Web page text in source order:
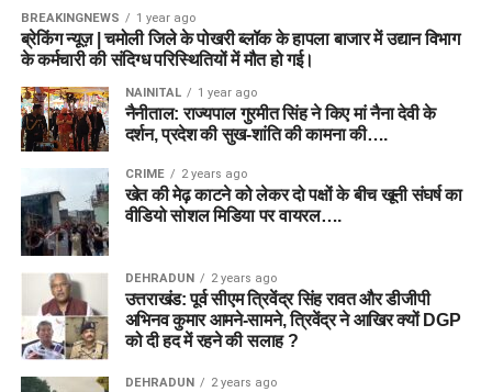
BREAKINGNEWS 1 year ago
ब्रेकिंग न्यूज़ | चमोली जिले के पोखरी ब्लॉक के हापला बाजार में उद्यान विभाग
के कर्मचारी की संदिग्ध परिस्थितियों में मौत हो गई।
NAINITAL 1 year ago
नैनीताल: राज्यपाल गुरमीत सिंह ने किए मां नैना देवी के
दर्शन, प्रदेश की सुख-शांति की कामना की….
CRIME 2 years ago
खेत की मेढ़ काटने को लेकर दो पक्षों के बीच खूनी संघर्ष का
वीडियो सोशल मिडिया पर वायरल….
DEHRADUN 2 years ago
उत्तराखंड: पूर्व सीएम त्रिवेंद्र सिंह रावत और डीजीपी
अभिनव कुमार आमने-सामने, त्रिवेंद्र ने आखिर क्यों DGP
को दी हद में रहने की सलाह ?
DEHRADUN 2 years ago